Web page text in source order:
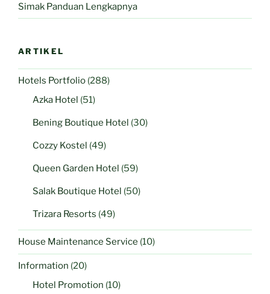
Simak Panduan Lengkapnya
ARTIKEL
Hotels Portfolio (288)
Azka Hotel (51)
Bening Boutique Hotel (30)
Cozzy Kostel (49)
Queen Garden Hotel (59)
Salak Boutique Hotel (50)
Trizara Resorts (49)
House Maintenance Service (10)
Information (20)
Hotel Promotion (10)